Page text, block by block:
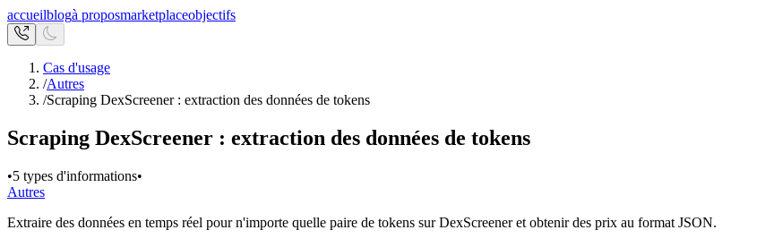
accueilblogà proposmarketplaceobjectifs
Cas d'usage
/Autres
/Scraping DexScreener : extraction des données de tokens
Scraping DexScreener : extraction des données de tokens
•5 types d'informations•
Autres
Extraire des données en temps réel pour n'importe quelle paire de tokens sur DexScreener et obtenir des prix au format JSON.